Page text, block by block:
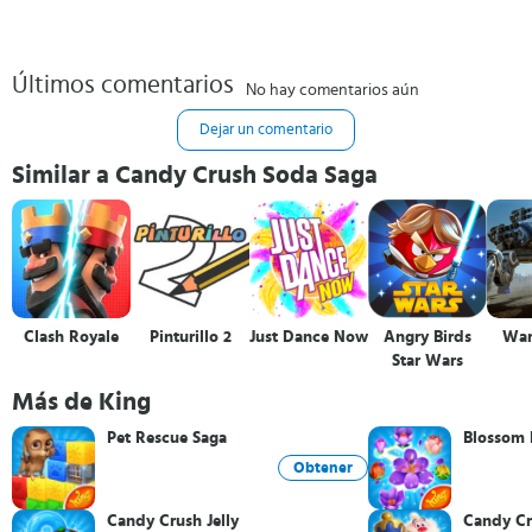
Últimos comentarios No hay comentarios aún
Dejar un comentario
Similar a Candy Crush Soda Saga
Clash Royale Pinturillo 2 Just Dance Now
Angry Birds
Star Wars
Más de King
Pet Rescue Saga
Obtener
Candy Crush Jelly
Blossom
Candy